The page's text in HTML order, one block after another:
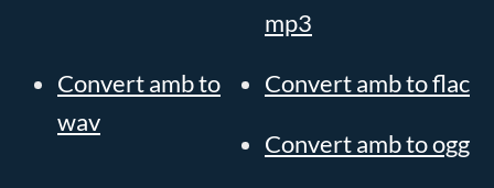
mp3
Convert amb to
wav
Convert amb to flac
Convert amb to ogg